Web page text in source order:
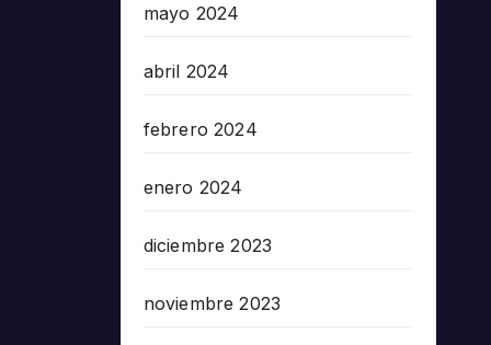
mayo 2024
abril 2024
febrero 2024
enero 2024
diciembre 2023
noviembre 2023